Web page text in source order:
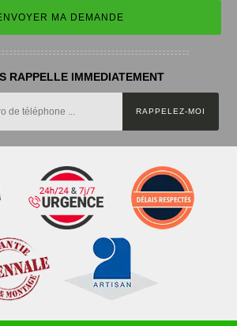
RAPPELLE IMMEDIATEMENT